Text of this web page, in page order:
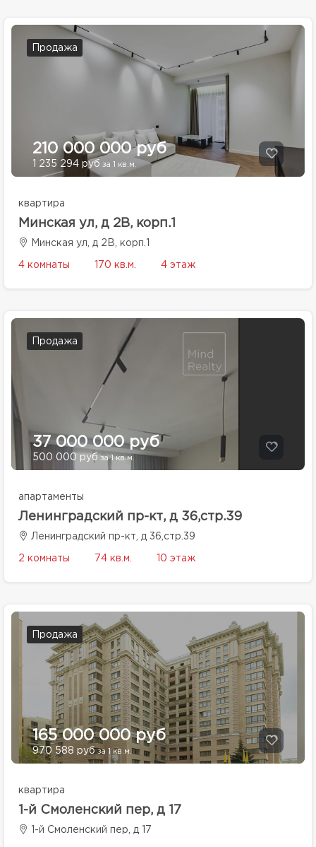
Продажа
210 000 000 руб
1 235 294 руб за 1 кв.м.
квартира
Минская ул, д 2В, корп.1
Минская ул, д 2В, корп.1
4 комнаты 170 кв.м. 4 этаж
Продажа
37 000 000 руб
500 000 руб за 1 кв.м.
апартаменты
Ленинградский пр-кт, д 36,стр.39
Ленинградский пр-кт, д 36,стр.39
2 комнаты 74 кв.м. 10 этаж
Продажа
165 000 000 руб
970 588 руб за 1 кв.м.
квартира
1-й Смоленский пер, д 17
1-й Смоленский пер, д 17